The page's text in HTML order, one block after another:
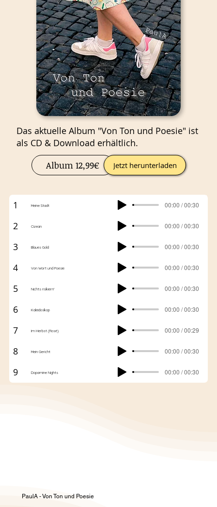
Meine Stadt
1 00:00 / 00:30
Ozean
2 00:00 / 00:30
Blaues Gold
3 00:00 / 00:30
Von Wort und Poesie
4 00:00 / 00:30
Nichts riskiern'
5 00:00 / 00:30
Kaleidoskop
6 00:00 / 00:30
Im Herbst (Rosé)
7 00:00 / 00:29
Mein Gericht
8 00:00 / 00:30
Dopamine Nights
9 00:00 / 00:30
Album 12,99€ Jetzt herunterladen
Das aktuelle Album "Von Ton und Poesie" ist
als CD & Download erhältlich.
PaulA - Von Ton und Poesie